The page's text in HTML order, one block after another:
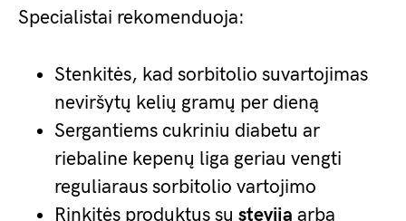
Specialistai rekomenduoja:
Stenkitės, kad sorbitolio suvartojimas
neviršytų kelių gramų per dieną
Sergantiems cukriniu diabetu ar
riebaline kepenų liga geriau vengti
reguliaraus sorbitolio vartojimo
Rinkitės produktus su stevija arba